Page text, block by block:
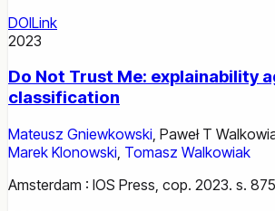
DOILink
2023
Do Not Trust Me: explainability
classification
Mateusz Gniewkowski, Paweł T
Marek Klonowski, Tomasz Walkowiak
Amsterdam : IOS Press, cop. 2023. s.